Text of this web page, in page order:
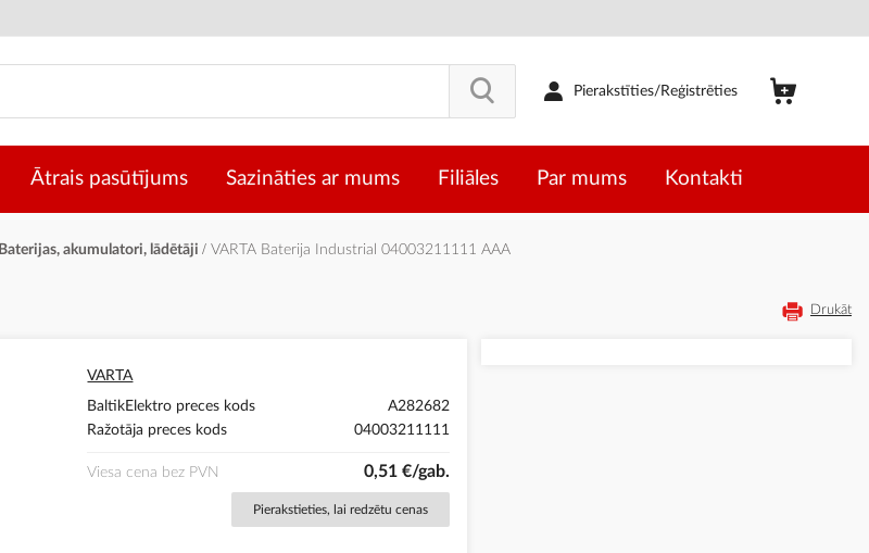
Pierakstīties/Reģistrēties
Ātrais pasūtījums Sazināties ar mums Filiāles Par mums Kontakti
Baterijas, akumulatori, lādētāji VARTA Baterija Industrial 04003211111 AAA
Drukāt
VARTA
BaltikElektro preces kods
A282682
Ražotāja preces kods
04003211111
Viesa cena bez PVN 0,51 €/gab.
Pierakstieties, lai redzētu cenas